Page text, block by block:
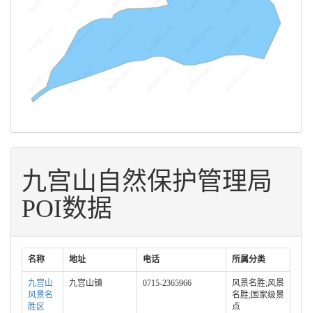
九宫山自然保护管理局
POI数据
名称 地址 电话 所属分类
九宫山
风景名
胜区
九宫山镇 0715-2365966
风景名胜;风景
名胜;国家级景
点